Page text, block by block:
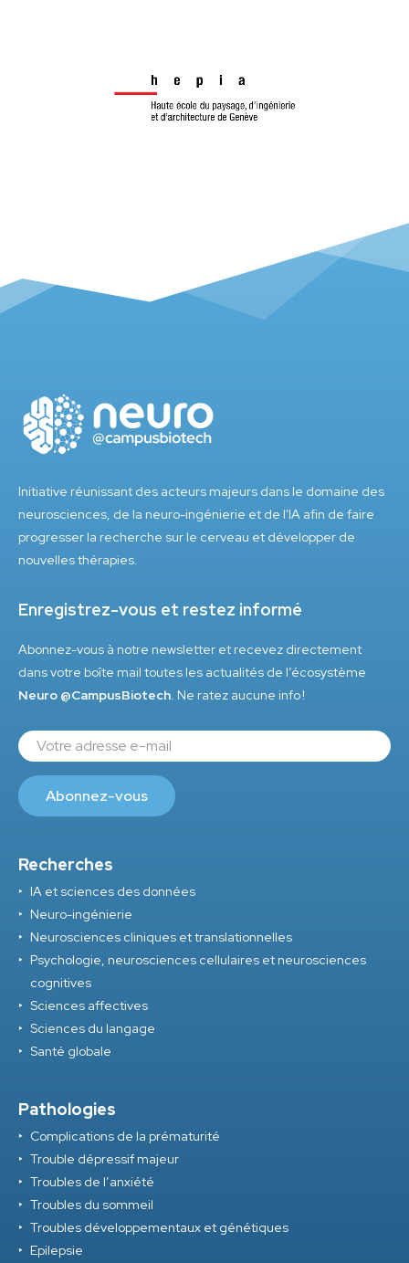
Initiative réunissant des acteurs majeurs dans le domaine des
neurosciences, de la neuro-ingénierie et de l'IA afin de faire
progresser la recherche sur le cerveau et développer de
nouvelles thérapies.
Enregistrez-vous et restez informé
Abonnez-vous à notre newsletter et recevez directement
dans votre boîte mail toutes les actualités de l’écosystème
Neuro @CampusBiotech. Ne ratez aucune info !
Recherches
IA et sciences des données
Neuro-ingénierie
Neurosciences cliniques et translationnelles
Psychologie, neurosciences cellulaires et neurosciences
cognitives
Sciences affectives
Sciences du langage
Santé globale
Pathologies
Complications de la prématurité
Trouble dépressif majeur
Troubles de l’anxiété
Troubles du sommeil
Troubles développementaux et génétiques
Epilepsie